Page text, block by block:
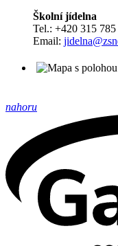
Školní jídelna
Tel.: +420 315 785
Email:
nahoru